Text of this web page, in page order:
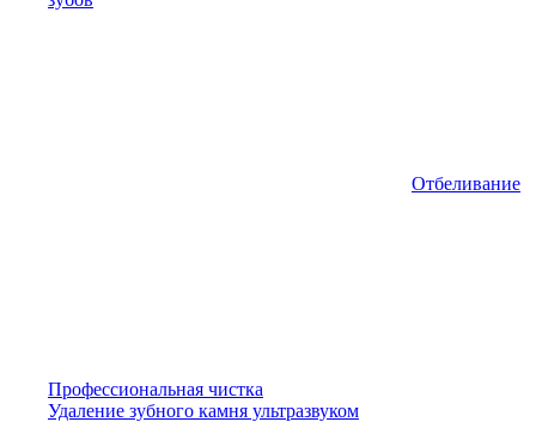
Отбеливание
Профессиональная чистка
Удаление зубного камня ультразвуком